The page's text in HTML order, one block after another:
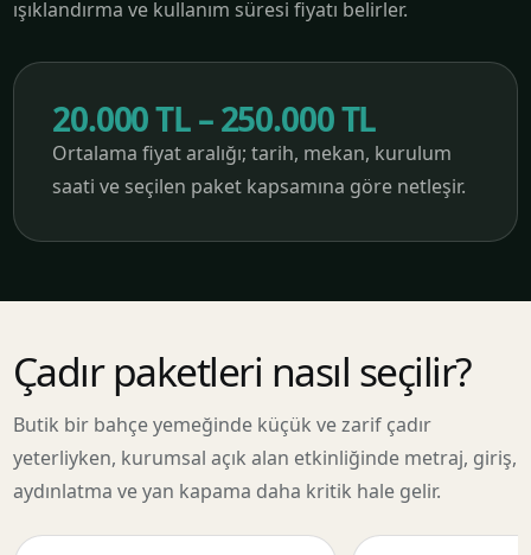
ışıklandırma ve kullanım süresi fiyatı belirler.
20.000 TL – 250.000 TL
Ortalama fiyat aralığı; tarih, mekan, kurulum
saati ve seçilen paket kapsamına göre netleşir.
Çadır paketleri nasıl seçilir?
Butik bir bahçe yemeğinde küçük ve zarif çadır
yeterliyken, kurumsal açık alan etkinliğinde metraj, giriş,
aydınlatma ve yan kapama daha kritik hale gelir.